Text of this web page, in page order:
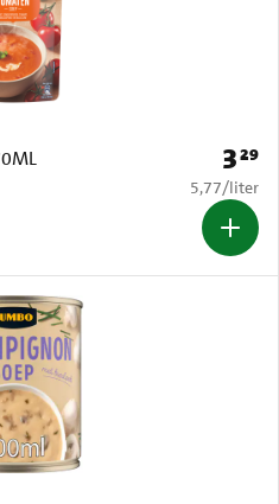
Prijs:
329
€ 5,77 per
5,77/liter